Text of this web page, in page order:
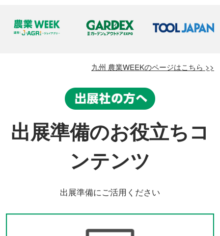
九州 農業WEEKのページはこちら >>
出展準備のお役立ちコ
ンテンツ
出展準備にご活用ください